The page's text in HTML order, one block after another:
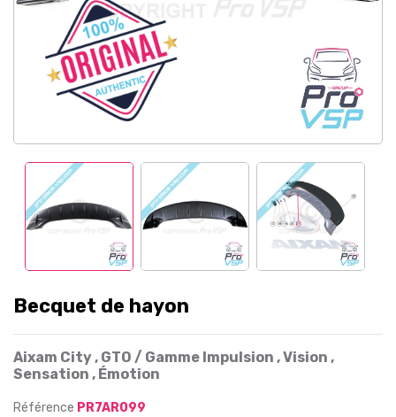
Becquet de hayon
Aixam City , GTO / Gamme Impulsion , Vision ,
Sensation , Émotion
Référence PR7AR099